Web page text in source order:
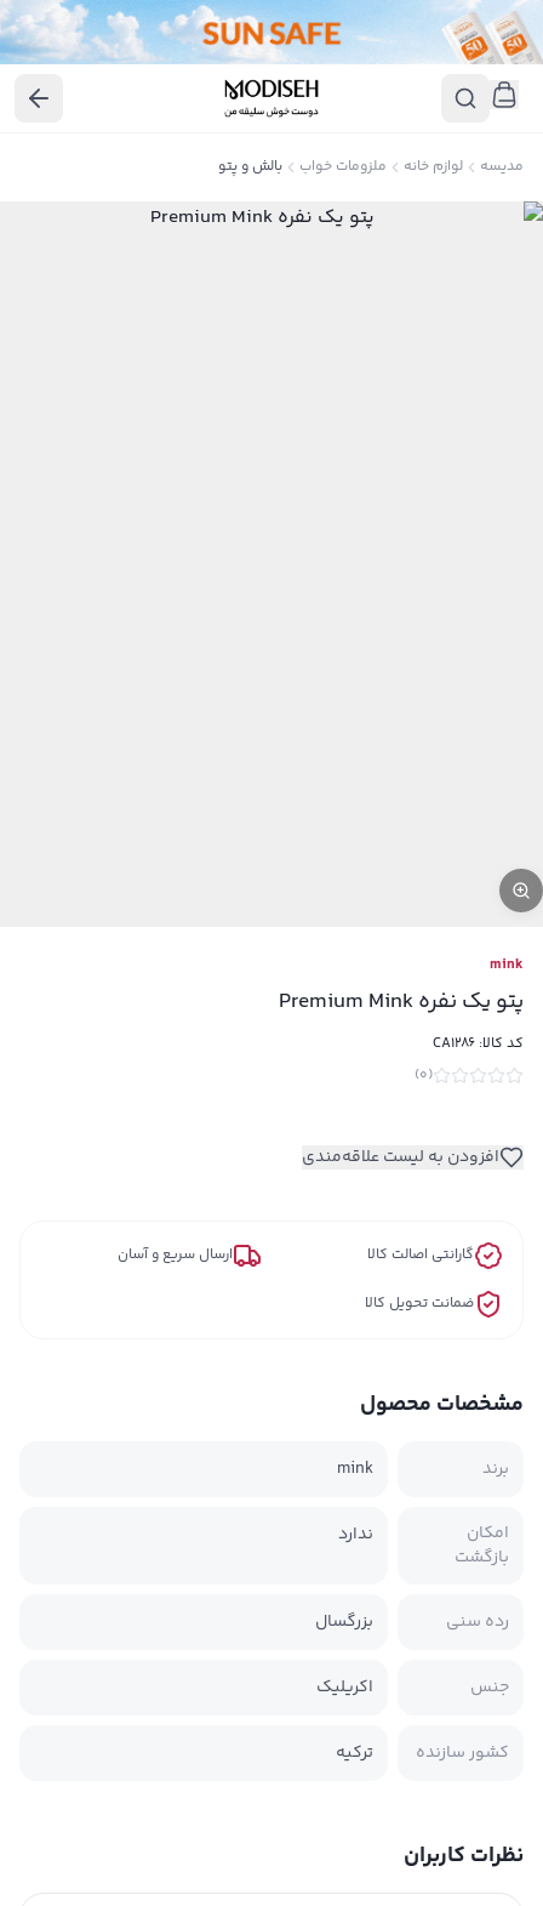
مدیسه لوازم خانه ملزومات خواب بالش و پتو
mink
پتو یک نفره Premium Mink
کد کالا: CA1286
(
0
)
افزودن به لیست علاقه‌مندی
گارانتی اصالت کالا ارسال سریع و آسان
ضمانت تحویل کالا
مشخصات محصول
برند mink
امکان
بازگشت
ندارد
رده سنی بزرگسال
جنس اکریلیک
کشور سازنده ترکیه
نظرات کاربران